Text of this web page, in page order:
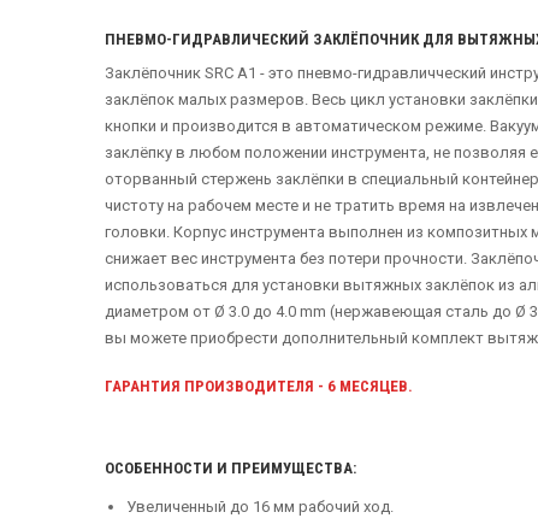
ПНЕВМО-ГИДРАВЛИЧЕСКИЙ ЗАКЛЁПОЧНИК ДЛЯ ВЫТЯЖНЫХ
Заклёпочник SRC A1 - это пневмо-гидравличческий
заклёпок малых размеров. Весь цикл установки
кнопки и производится в автоматическом режиме.
заклёпку в любом положении инструмента, не позволяя
оторванный стержень заклёпки в специальный
чистоту на рабочем месте и не тратить время на
головки. Корпус инструмента выполнен из композитных
снижает вес инструмента без потери прочности.
использоваться для установки вытяжных заклёпок из
диаметром от Ø 3.0 до 4.0 mm (нержавеющая сталь до Ø
вы можете приобрести дополнительный комплект
ГАРАНТИЯ ПРОИЗВОДИТЕЛЯ - 6 МЕСЯЦЕВ.
ОСОБЕННОСТИ И ПРЕИМУЩЕСТВА:
Увеличенный до 16 мм рабочий ход.